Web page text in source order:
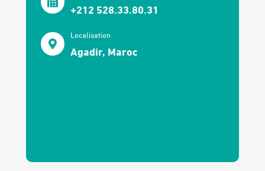
+212 528.33.80.31
Localisation
Agadir, Maroc